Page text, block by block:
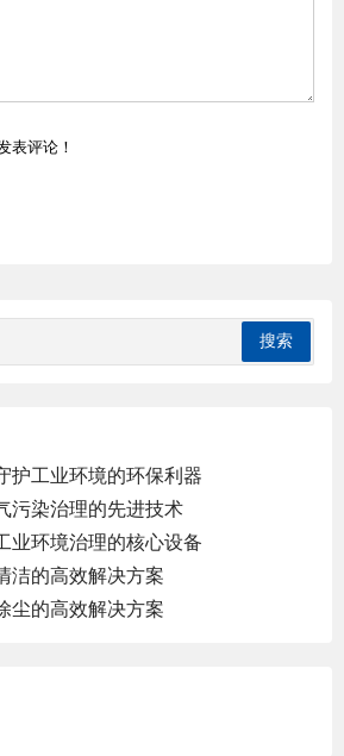
表评论！
护工业环境的环保利器
污染治理的先进技术
业环境治理的核心设备
洁的高效解决方案
尘的高效解决方案